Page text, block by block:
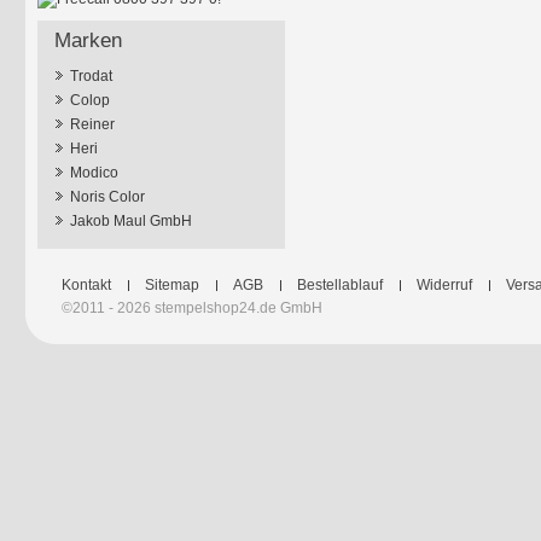
Marken
Trodat
Colop
Reiner
Heri
Modico
Noris Color
Jakob Maul GmbH
Kontakt Sitemap AGB Bestellablauf Widerruf
©2011 - 2026 stempelshop24.de GmbH